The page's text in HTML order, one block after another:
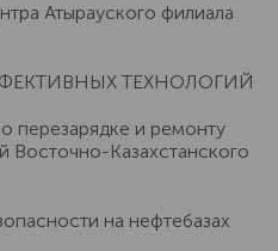
Атырауского филиала
ТЕХНОЛОГИЙ
перезарядке и ремонту
Восточно-Казахстанского
на нефтебазах